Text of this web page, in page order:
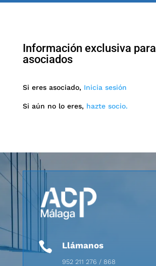
Información exclusiva para
asociados
Si eres asociado, Inicia sesión
Si aún no lo eres, hazte socio.
 Llámanos
952 211 276 / 868